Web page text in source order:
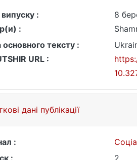
:
8
:
тексту :
URL :
дані публікації
:
:
2